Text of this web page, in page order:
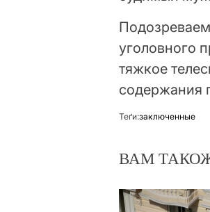
уголовного
тяжкое
содержания
Теґи:заключенные
ВАМ